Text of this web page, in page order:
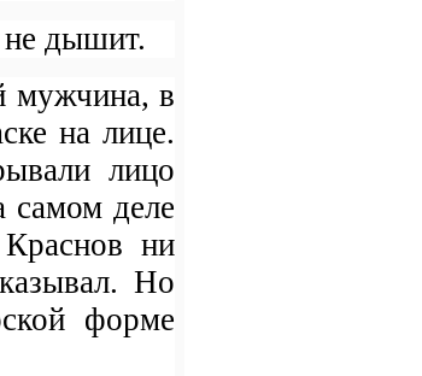
не дышит.
мужчина, в
на лице.
лицо
деле
Краснов ни
Но
форме